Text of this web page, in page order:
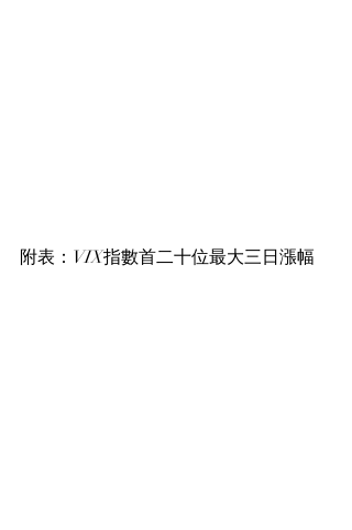
附表：VIX指數首二十位最大三日漲幅